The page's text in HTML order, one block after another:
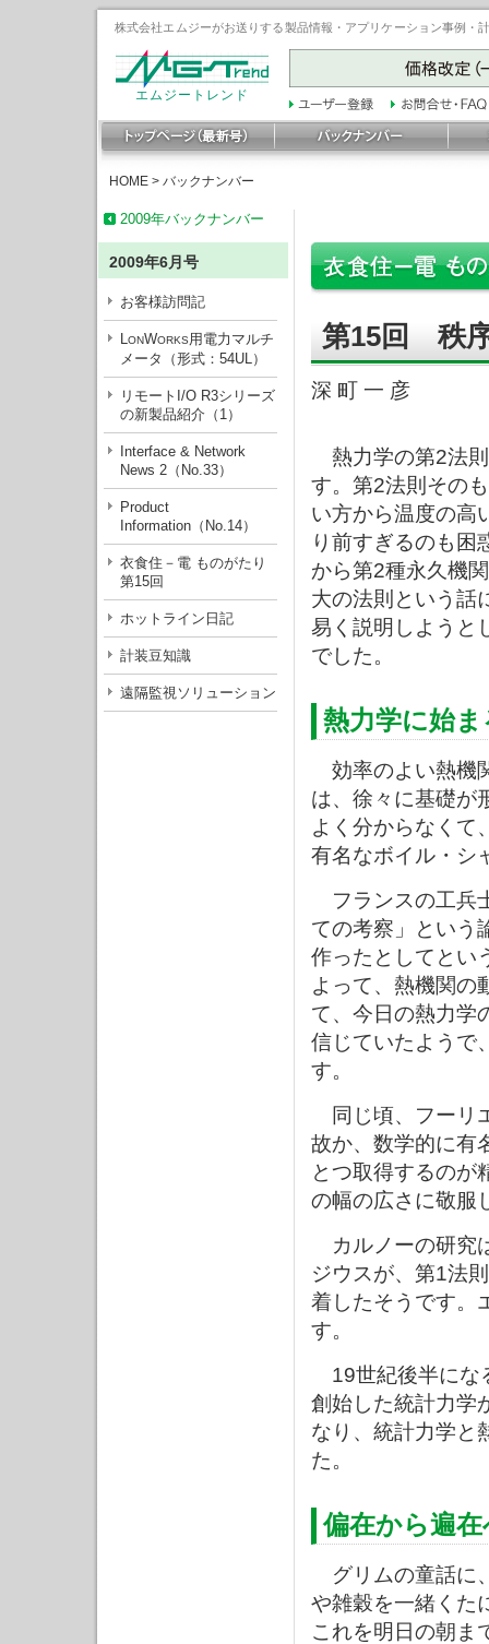
株式会社エムジーがお送りする製品情報・アプリケーション事例
エムジートレンド
HOME > バックナンバー
2009年バックナンバー
2009年6月号
お客様訪問記
LONWORKS用電力マルチ
メータ（形式：54UL）
リモートI/O R3シリーズ
の新製品紹介（1）
Interface & Network
News 2（No.33）
Product
Information（No.14）
衣食住－電 ものがたり
第15回
ホットライン日記
計装豆知識
遠隔監視ソリューション
第15回 秩
深 町 一 彦
熱力学の第2法
す。第2法則その
い方から温度の高
り前すぎるのも困
から第2種永久機
大の法則という話
易く説明しようと
でした。
熱力学に始ま
効率のよい熱機
は、徐々に基礎が
よく分からなくて
有名なボイル・シ
フランスの工兵
ての考察」という
作ったとしてとい
よって、熱機関の
て、今日の熱力学
信じていたようで
す。
同じ頃、フーリ
故か、数学的に有
とつ取得するのが
の幅の広さに敬服
カルノーの研究
ジウスが、第1法
着したそうです。
す。
19世紀後半にな
創始した統計力学
なり、統計力学と
た。
偏在から遍在
グリムの童話に
や雑穀を一緒くた
これを明日の朝ま